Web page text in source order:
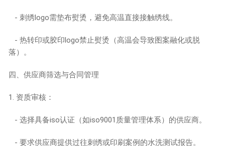
- 刺绣logo需垫布熨烫，避免高温直接接触绣线。
- 热转印或胶印logo禁止熨烫（高温会导致图案融化或脱
落）。
四、供应商筛选与合同管理
1. 资质审核：
- 选择具备iso认证（如iso9001质量管理体系）的供应商。
- 要求供应商提供过往刺绣或印刷案例的水洗测试报告。